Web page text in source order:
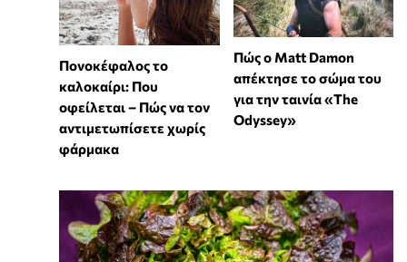
Πονοκέφαλος το
καλοκαίρι: Που
οφείλεται – Πώς να τον
αντιμετωπίσετε χωρίς
φάρμακα
Πώς ο Matt Damon
απέκτησε το σώμα του
για την ταινία «The
Odyssey»